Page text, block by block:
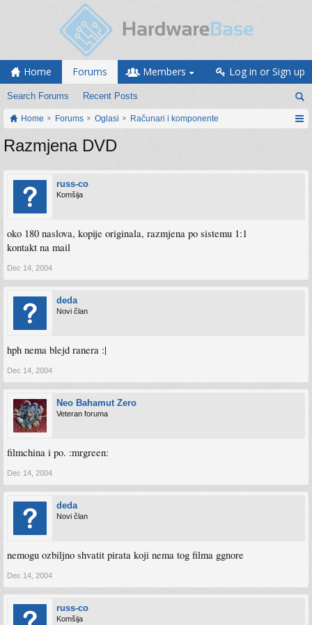
Home Forums
Search Forums Recent Posts
Members Log in or Sign up
Home Forums Oglasi Računari i komponente
Razmjena DVD
russ-co
Komšija
oko 180 naslova, kopije originala, razmjena po sistemu 1:1
kontakt na mail
Dec 14, 2004
deda
Novi član
hph nema blejd ranera :|
Dec 14, 2004
Neo Bahamut Zero
Veteran foruma
filmchina i po. :mrgreen:
Dec 14, 2004
deda
Novi član
nemogu ozbiljno shvatit pirata koji nema tog filma ggnore
Dec 14, 2004
russ-co
Komšija